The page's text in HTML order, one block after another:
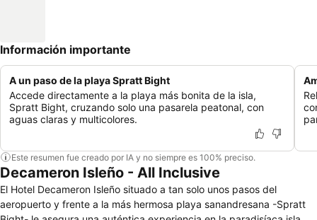
Información importante
A un paso de la playa Spratt Bight
Accede directamente a la playa más bonita de la isla,
Spratt Bight, cruzando solo una pasarela peatonal, con
aguas claras y multicolores.
Este resumen fue creado por IA y no siempre es 100% preciso.
Decameron Isleño - All Inclusive
El Hotel Decameron Isleño situado a tan solo unos pasos del
aeropuerto y frente a la más hermosa playa sanandresana -Spratt